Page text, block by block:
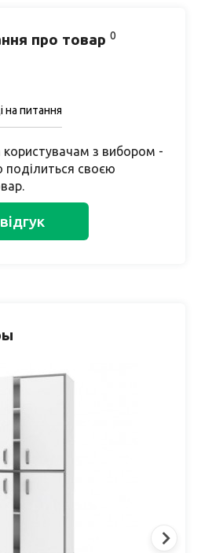
про товар 0
на питання
з вибором -
поділиться своєю